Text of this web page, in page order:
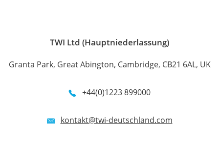
TWI Ltd (Hauptniederlassung)
Granta Park, Great Abington, Cambridge, CB21 6AL, UK
+44(0)1223 899000
kontakt@twi-deutschland.com